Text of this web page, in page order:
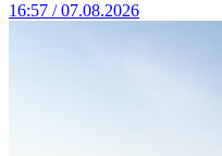
16:57 / 07.08.2026